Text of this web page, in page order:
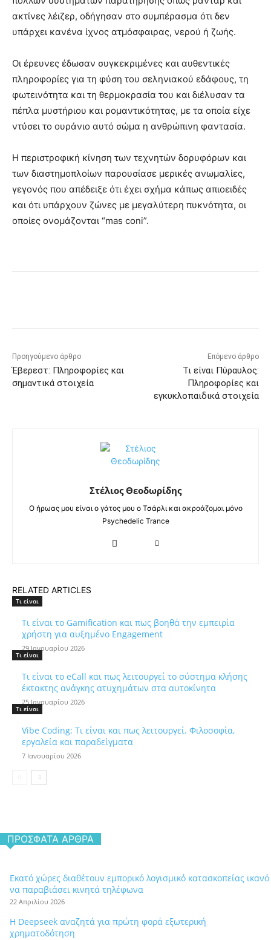
ακτίνες λέιζερ, οδήγησαν στο συμπέρασμα ότι δεν
υπάρχει κανένα ίχνος ατμόσφαιρας, νερού ή ζωής.
Οι έρευνες έδωσαν συγκεκριμένες και αυθεντικές
πληροφορίες για τη φύση του σεληνιακού εδάφους, τη
φωτεινότητα και τη θερμοκρασία του και διέλυσαν τα
πέπλα μυστήριου και ρομαντικότητας, με τα οποία είχε
ντύσει το ουράνιο αυτό σώμα η ανθρώπινη φαντασία.
Η περιστροφική κίνηση των τεχνητών δορυφόρων και
των διαστημοπλοίων παρουσίασε μερικές ανωμαλίες,
γεγονός που απέδειξε ότι έχει σχήμα κάπως απιοειδές
και ότι υπάρχουν ζώνες με μεγαλύτερη πυκνότητα, οι
οποίες ονομάζονται “mas cοni”.
Προηγούμενο άρθρο
Έβερεστ: Πληροφορίες και
σημαντικά στοιχεία
Επόμενο άρθρο
Τι είναι Πύραυλος:
Πληροφορίες και
εγκυκλοπαιδικά στοιχεία
Στέλιος Θεοδωρίδης
Ο ήρωας μου είναι ο γάτος μου ο Τσάρλι και ακροάζομαι μόνο
Psychedelic Trance
RELATED ARTICLES
Τι είναι
Τι είναι το Gamification και πως βοηθά την εμπειρία
χρήστη για αυξημένο Engagement
29 Ιανουαρίου 2026
Τι είναι
Τι είναι το eCall και πως λειτουργεί το σύστημα κλήσης
έκτακτης ανάγκης ατυχημάτων στα αυτοκίνητα
25 Ιανουαρίου 2026
Τι είναι
Vibe Coding: Τι είναι και πως λειτουργεί. Φιλοσοφία,
εργαλεία και παραδείγματα
7 Ιανουαρίου 2026
ΠΡΌΣΦΑΤΑ ΆΡΘΡΑ
Εκατό χώρες διαθέτουν εμπορικό λογισμικό κατασκοπείας ικανό
να παραβιάσει κινητά τηλέφωνα
22 Απριλίου 2026
Η Deepseek αναζητά για πρώτη φορά εξωτερική
χρηματοδότηση